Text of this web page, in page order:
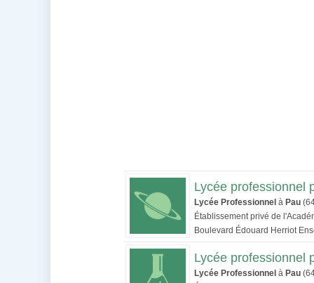
Lycée professionnel
Lycée Professionnel à Pau
Établissement privé de
Boulevard Édouard Herriot
Lycée professionnel
Lycée Professionnel à Pau